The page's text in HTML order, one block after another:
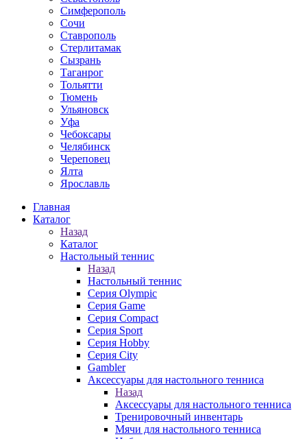
Симферополь
Сочи
Ставрополь
Стерлитамак
Сызрань
Таганрог
Тольятти
Тюмень
Ульяновск
Уфа
Чебоксары
Челябинск
Череповец
Ялта
Ярославль
Главная
Каталог
Назад
Каталог
Настольный теннис
Назад
Настольный теннис
Серия Olympic
Серия Game
Серия Compact
Серия Sport
Серия Hobby
Серия City
Gambler
Аксессуары для настольного тенниса
Назад
Аксессуары для настольного тенниса
Тренировочный инвентарь
Мячи для настольного тенниса